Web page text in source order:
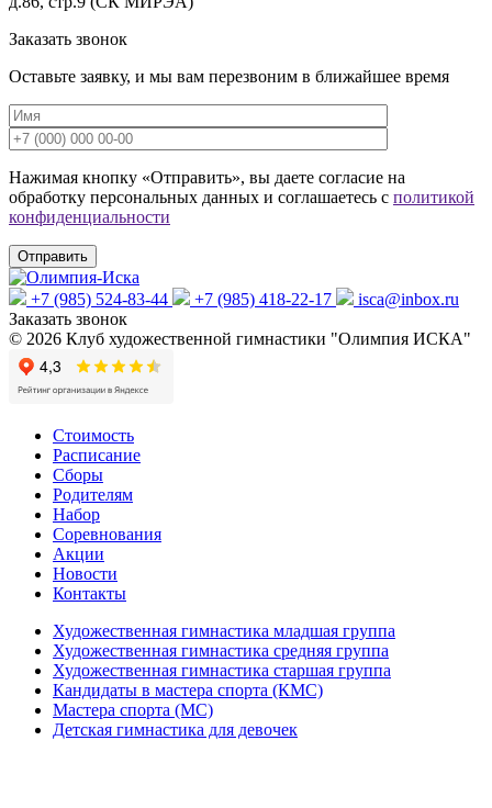
Заказать звонок
Оставьте заявку, и мы вам перезвоним в ближайшее время
Нажимая кнопку «Отправить», вы даете согласие на
обработку персональных данных и соглашаетесь с политикой
конфиденциальности
+7 (985) 524-83-44 +7 (985) 418-22-17
isca@inbox.ru
Заказать звонок
© 2026 Клуб художественной гимнастики "Олимпия ИСКА"
Стоимость
Расписание
Сборы
Родителям
Набор
Соревнования
Акции
Новости
Контакты
Художественная гимнастика младшая группа
Художественная гимнастика средняя группа
Художественная гимнастика старшая группа
Кандидаты в мастера спорта (КМС)
Мастера спорта (МС)
Детская гимнастика для девочек